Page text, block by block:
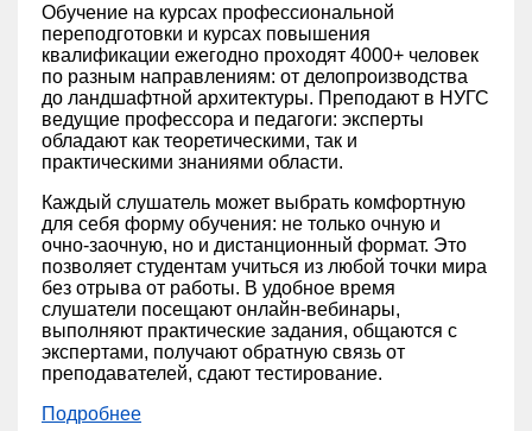
Обучение на курсах профессиональной
переподготовки и курсах повышения
квалификации ежегодно проходят 4000+ человек
по разным направлениям: от делопроизводства
до ландшафтной архитектуры. Преподают в НУГС
ведущие профессора и педагоги: эксперты
обладают как теоретическими, так и
практическими знаниями области.
Каждый слушатель может выбрать комфортную
для себя форму обучения: не только очную и
очно-заочную, но и дистанционный формат. Это
позволяет студентам учиться из любой точки мира
без отрыва от работы. В удобное время
слушатели посещают онлайн-вебинары,
выполняют практические задания, общаются с
экспертами, получают обратную связь от
преподавателей, сдают тестирование.
Подробнее